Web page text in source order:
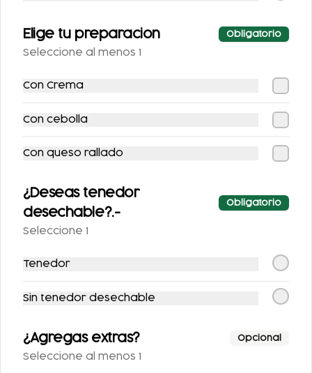
$100.00
TACOS DE SURTIDA
Bebidas
Elige tu preparacion Obligatorio
Seleccione al menos 1
Con Crema
Con cebolla
Con queso rallado
¿Deseas tenedor
desechable?.-
Obligatorio
Seleccione 1
Tenedor
Sin tenedor desechable
¿Agregas extras? Opcional
Seleccione al menos 1